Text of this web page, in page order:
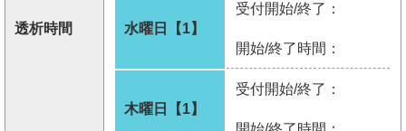
透析時間 水曜日【1】
受付開始/終了：
開始/終了時間：
木曜日【1】
受付開始/終了：